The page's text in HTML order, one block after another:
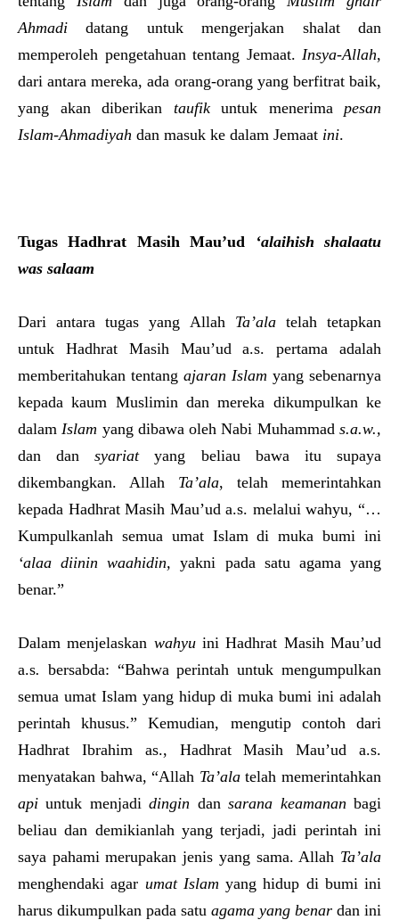
Ahmadi datang untuk mengerjakan shalat dan
memperoleh pengetahuan tentang Jemaat. Insya-Allah,
dari antara mereka, ada orang-orang yang berfitrat baik,
yang akan diberikan taufikuntuk menerima pesan
Islam-Ahmadiyah dan masuk ke dalam Jemaat ini.
Tugas Hadhrat Masih Mau’ud
‘alaihish shalaatu
was salaam
Dari antara tugas yang Allah Ta’alatelah tetapkan
untuk Hadhrat Masih Mau’ud a.s. pertama adalah
memberitahukan tentang ajaran Islam yang sebenarnya
kepada kaum Muslimin dan mereka dikumpulkan ke
dalam Islam yang dibawa oleh Nabi Muhammads.a.w.,
dan dansyariatyang beliau bawa itu supaya
dikembangkan. Allah Ta’ala, telah memerintahkan
kepada Hadhrat Masih Mau’ud a.s. melalui wahyu, “…
Kumpulkanlah semua umat Islam di muka bumi ini
‘alaa diinin waahidin,yakni pada satu agama yang
benar.”
Dalam menjelaskan wahyuini Hadhrat Masih Mau’ud
a.s. bersabda: “Bahwa perintah untuk mengumpulkan
semua umat Islam yang hidup di muka bumi ini adalah
perintah khusus.” Kemudian, mengutip contoh dari
Hadhrat Ibrahim as., Hadhrat Masih Mau’ud a.s.
menyatakan bahwa, “Allah Ta’alatelah memerintahkan
api untuk menjadidingin dansarana keamanan bagi
beliau dan demikianlah yang terjadi, jadi perintah ini
saya pahami merupakan jenis yang sama. Allah Ta’ala
menghendaki agar umat Islam yang hidup di bumi ini
harus dikumpulkan pada satu agama yang benar dan ini